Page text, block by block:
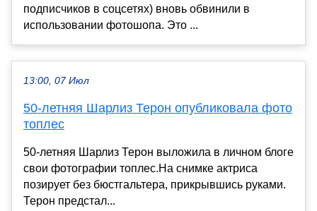
подписчиков в соцсетях) вновь обвинили в
использовании фотошопа. Это ...
13:00, 07 Июл
50-летняя Шарлиз Терон опубликовала фото
топлес
50-летняя Шарлиз Терон выложила в личном блоге
свои фотографии топлес.На снимке актриса
позирует без бюстгальтера, прикрывшись руками.
Терон предстал...